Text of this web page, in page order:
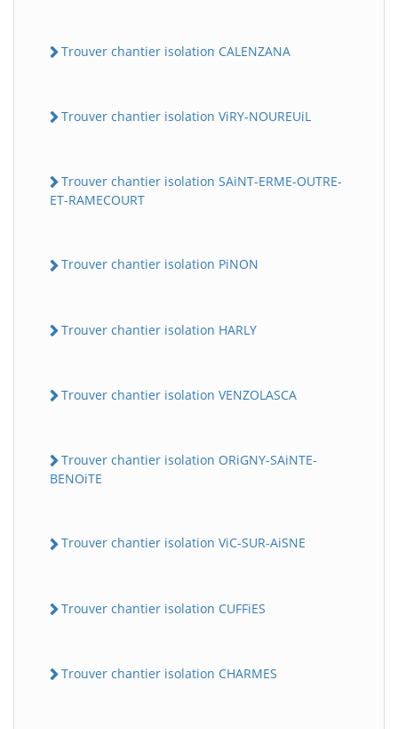
Trouver chantier isolation CALENZANA
Trouver chantier isolation ViRY-NOUREUiL
Trouver chantier isolation SAiNT-ERME-OUTRE-
ET-RAMECOURT
Trouver chantier isolation PiNON
Trouver chantier isolation HARLY
Trouver chantier isolation VENZOLASCA
Trouver chantier isolation ORiGNY-SAiNTE-
BENOiTE
Trouver chantier isolation ViC-SUR-AiSNE
Trouver chantier isolation CUFFiES
Trouver chantier isolation CHARMES